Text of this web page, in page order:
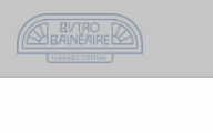
Personnalisation de vos choix